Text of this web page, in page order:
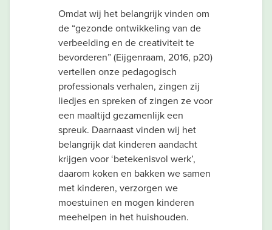
Omdat wij het belangrijk vinden om
de “gezonde ontwikkeling van de
verbeelding en de creativiteit te
bevorderen” (Eijgenraam, 2016, p20)
vertellen onze pedagogisch
professionals verhalen, zingen zij
liedjes en spreken of zingen ze voor
een maaltijd gezamenlijk een
spreuk. Daarnaast vinden wij het
belangrijk dat kinderen aandacht
krijgen voor ‘betekenisvol werk’,
daarom koken en bakken we samen
met kinderen, verzorgen we
moestuinen en mogen kinderen
meehelpen in het huishouden.